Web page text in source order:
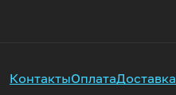
КонтактыОплатаДоставка